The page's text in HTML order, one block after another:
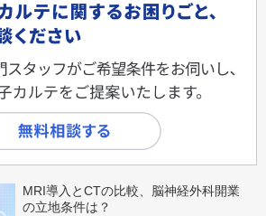
MRI導入とCTの比較、脳神経外科開業
の立地条件は？